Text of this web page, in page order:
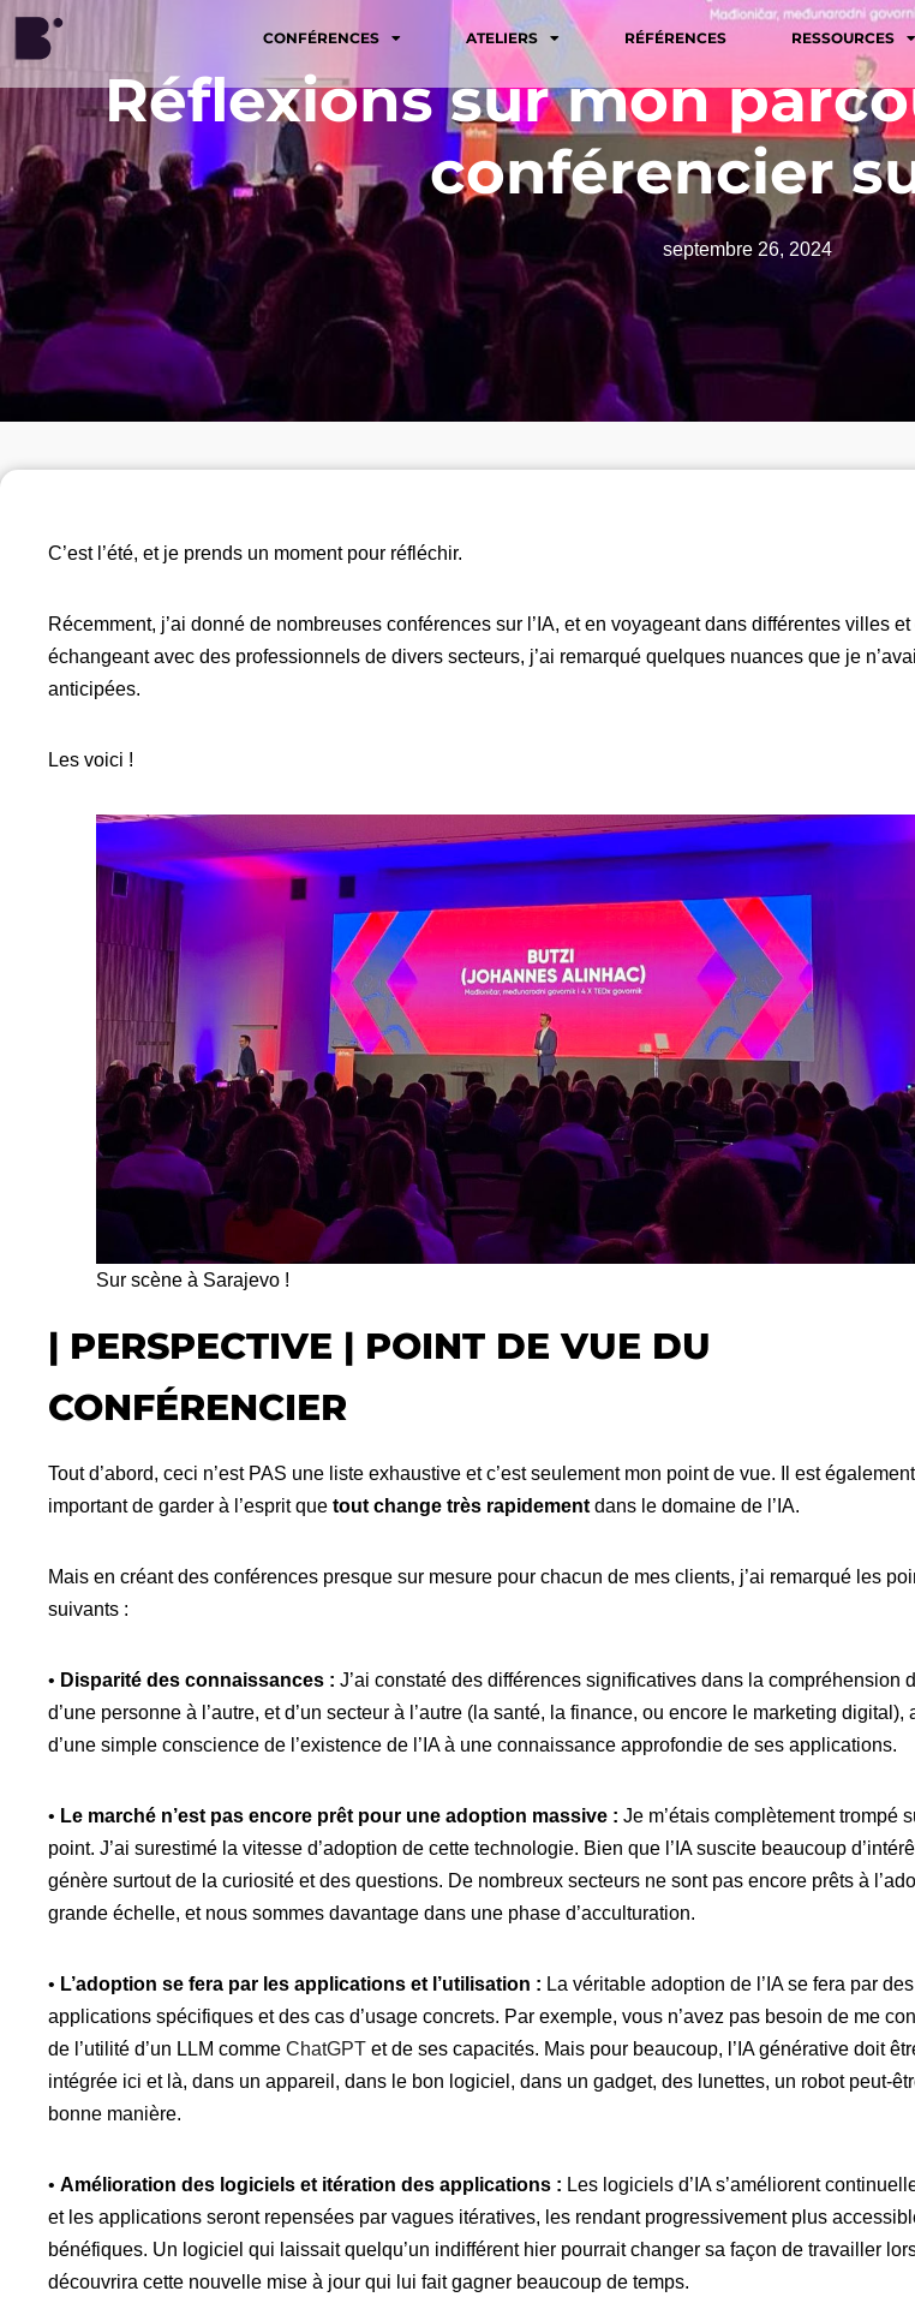
CONFÉRENCES ATELIERS RÉFÉRENCES RESSOURCES
Réflexions sur mon
conférencier
septembre 26, 2024
C’est l’été, et je prends un moment pour réfléchir.
Récemment, j’ai donné de nombreuses conférences sur l’IA, et en voyageant dans différentes villes et
échangeant avec des professionnels de divers secteurs, j’ai remarqué quelques nuances que je
anticipées.
Les voici !
Sur scène à Sarajevo !
| PERSPECTIVE | POINT DE VUE DU
CONFÉRENCIER
Tout d’abord, ceci n’est PAS une liste exhaustive et c’est seulement mon point de vue. Il est également
important de garder à l’esprit que tout change très rapidement dans le domaine de l’IA.
Mais en créant des conférences presque sur mesure pour chacun de mes clients, j’ai remarqué les
suivants :
• Disparité des connaissances : J’ai constaté des différences significatives dans la compréhension
d’une personne à l’autre, et d’un secteur à l’autre (la santé, la finance, ou encore le marketing digital),
d’une simple conscience de l’existence de l’IA à une connaissance approfondie de ses applications.
• Le marché n’est pas encore prêt pour une adoption massive : Je m’étais complètement trompé
point. J’ai surestimé la vitesse d’adoption de cette technologie. Bien que l’IA suscite beaucoup
génère surtout de la curiosité et des questions. De nombreux secteurs ne sont pas encore prêts à
grande échelle, et nous sommes davantage dans une phase d’acculturation.
• L’adoption se fera par les applications et l’utilisation : La véritable adoption de l’IA se fera par des
applications spécifiques et des cas d’usage concrets. Par exemple, vous n’avez pas besoin de me
de l’utilité d’un LLM comme ChatGPT et de ses capacités. Mais pour beaucoup, l’IA générative doit
intégrée ici et là, dans un appareil, dans le bon logiciel, dans un gadget, des lunettes, un robot peut-
bonne manière.
• Amélioration des logiciels et itération des applications : Les logiciels d’IA s’améliorent
et les applications seront repensées par vagues itératives, les rendant progressivement plus
bénéfiques. Un logiciel qui laissait quelqu’un indifférent hier pourrait changer sa façon de travailler
découvrira cette nouvelle mise à jour qui lui fait gagner beaucoup de temps.